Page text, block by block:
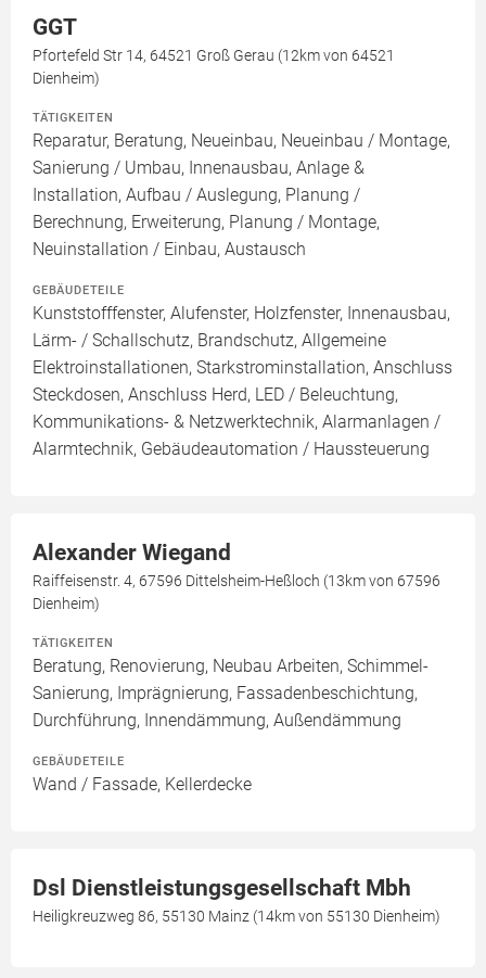
GGT
Pfortefeld Str 14, 64521 Groß Gerau (12km von 64521
Dienheim)
TÄTIGKEITEN
Reparatur, Beratung, Neueinbau, Neueinbau / Montage,
Sanierung / Umbau, Innenausbau, Anlage &
Installation, Aufbau / Auslegung, Planung /
Berechnung, Erweiterung, Planung / Montage,
Neuinstallation / Einbau, Austausch
GEBÄUDETEILE
Kunststofffenster, Alufenster, Holzfenster, Innenausbau,
Lärm- / Schallschutz, Brandschutz, Allgemeine
Elektroinstallationen, Starkstrominstallation, Anschluss
Steckdosen, Anschluss Herd, LED / Beleuchtung,
Kommunikations- & Netzwerktechnik, Alarmanlagen /
Alarmtechnik, Gebäudeautomation / Haussteuerung
Alexander Wiegand
Raiffeisenstr. 4, 67596 Dittelsheim-Heßloch (13km von 67596
Dienheim)
TÄTIGKEITEN
Beratung, Renovierung, Neubau Arbeiten, Schimmel-
Sanierung, Imprägnierung, Fassadenbeschichtung,
Durchführung, Innendämmung, Außendämmung
GEBÄUDETEILE
Wand / Fassade, Kellerdecke
Dsl Dienstleistungsgesellschaft Mbh
Heiligkreuzweg 86, 55130 Mainz (14km von 55130 Dienheim)